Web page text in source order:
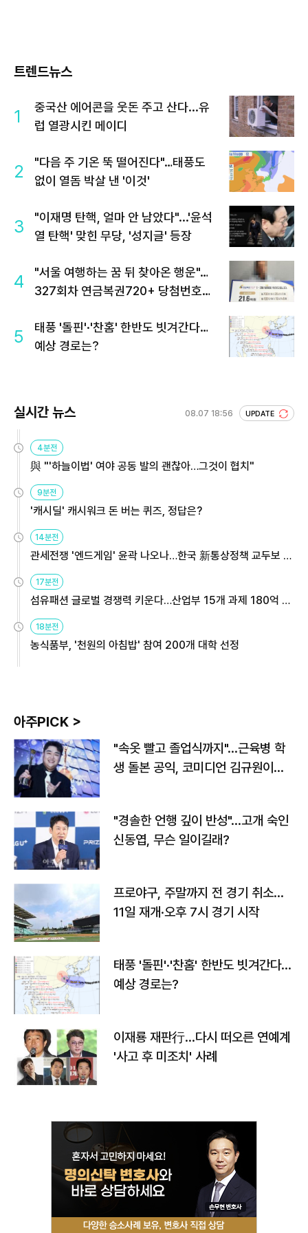
트렌드뉴스
1
중국산 에어콘을 웃돈 주고 산다...유
럽 열광시킨 메이디
2
"다음 주 기온 뚝 떨어진다"…태풍도
없이 열돔 박살 낸 '이것'
3
"이재명 탄핵, 얼마 안 남았다"...'윤석
열 탄핵' 맞힌 무당, '성지글' 등장
4
"서울 여행하는 꿈 뒤 찾아온 행운"…
327회차 연금복권720+ 당첨번호조
5
태풍 '돌핀'·'찬홈' 한반도 빗겨간다…
예상 경로는?
실시간 뉴스 08.07 18:56 UPDATE
4분전
與 "'하늘이법' 여야 공동 발의 괜찮아…그것이 협치"
9분전
'캐시딜' 캐시워크 돈 버는 퀴즈, 정답은?
14분전
관세전쟁 '엔드게임' 윤곽 나오나…한국 新통상정책 교두보 활
용해야
17분전
섬유패션 글로벌 경쟁력 키운다…산업부 15개 과제 180억 지
원
18분전
농식품부, '천원의 아침밥' 참여 200개 대학 선정
아주PICK >
"속옷 빨고 졸업식까지"…근육병 학
생 돌본 공익, 코미디언 김규원이었
"경솔한 언행 깊이 반성"…고개 숙인
신동엽, 무슨 일이길래?
프로야구, 주말까지 전 경기 취소…
11일 재개·오후 7시 경기 시작
태풍 '돌핀'·'찬홈' 한반도 빗겨간다…
예상 경로는?
이재룡 재판行…다시 떠오른 연예계
'사고 후 미조치' 사례